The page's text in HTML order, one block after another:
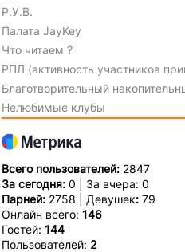
Р.У.В.
Палата JayKey
Что читаем ?
РПЛ (активность участников
Благотворительный
Нелюбимые клубы
Всего пользователей: 2847
За сегодня: 0 | За вчера: 0
Парней: 2758 | Девушек: 79
Онлайн всего: 146
Гостей: 144
Пользователей: 2